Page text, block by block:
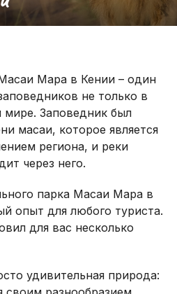
МОРСКИМИ
КОТИКАМИ
Мара в Кении – один
не только в
Заповедник был
масаи, которое является
региона, и реки
через него.
парка Масаи Мара в
опыт для любого туриста.
для вас несколько
удивительная природа: